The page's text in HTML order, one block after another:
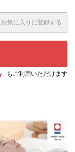
お気に入りに登録する
もご利用いただけます